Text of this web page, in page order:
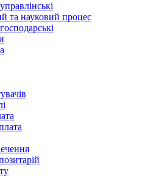
та науковий процес